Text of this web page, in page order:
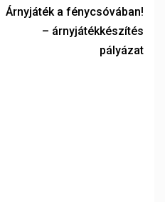
Árnyjáték a fénycsóvában!
– árnyjátékkészítés
pályázat